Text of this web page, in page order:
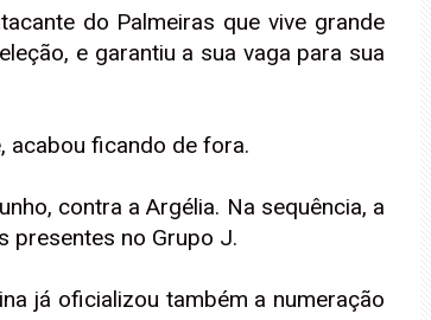
do Palmeiras que vive grande
e garantiu a sua vaga para sua
acabou ficando de fora.
contra a Argélia. Na sequência, a
presentes no Grupo J.
já oficializou também a numeração